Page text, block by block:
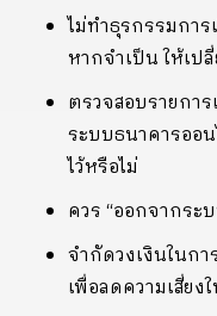
ไม่ทำธุรกรรมกา
หากจำเป็น ให้เป
ตรวจสอบรายกา
ระบบธนาคารออน
ไว้หรือไม่
ควร “ออกจากระ
จำกัดวงเงินในก
เพื่อลดความเสี่ย